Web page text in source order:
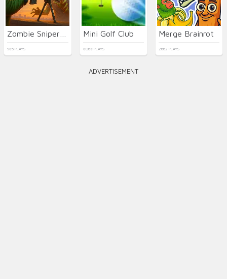
985 PLAYS
Mini Golf Club
8068 PLAYS
Merge Brainrot
2662 PLAYS
ADVERTISEMENT